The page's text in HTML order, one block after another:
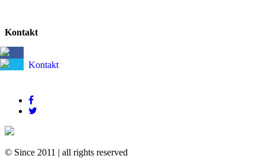
Kontakt
Kontakt
© Since 2011 | all rights reserved